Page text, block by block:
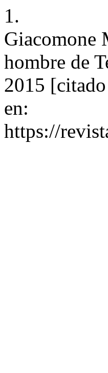
1.
Giacomone
hombre de
2015
en:
https://